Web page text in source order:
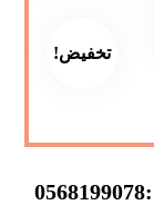
تخفيض!